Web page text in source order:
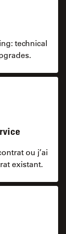
technical
ou j’ai
existant.